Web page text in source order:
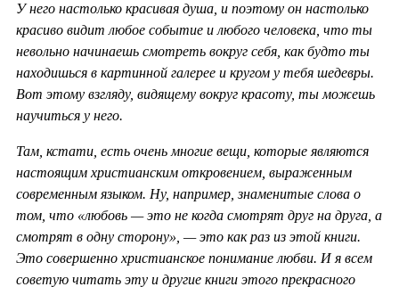
У него настолько красивая душа, и поэтому он настолько
красиво видит любое событие и любого человека, что ты
невольно начинаешь смотреть вокруг себя, как будто ты
находишься в картинной галерее и кругом у тебя шедевры.
Вот этому взгляду, видящему вокруг красоту, ты можешь
научиться у него.
Там, кстати, есть очень многие вещи, которые являются
настоящим христианским откровением, выраженным
современным языком. Ну, например, знаменитые слова о
том, что «любовь — это не когда смотрят друг на друга, а
смотрят в одну сторону», — это как раз из этой книги.
Это совершенно христианское понимание любви. И я всем
советую читать эту и другие книги этого прекрасного